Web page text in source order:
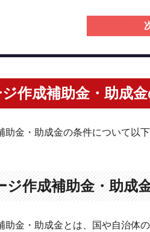
構築補助金を申請する際の注意点
体の助成金でホームページを作
くり補助金を申請してホームペ
作成補助金・助成
助金・助成金の条件について以下
ジ作成補助金・助成
助金・助成金とは、国や自治体